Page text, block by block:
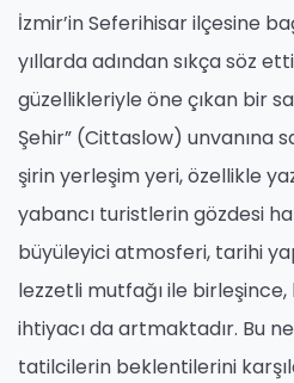
İzmir’in Seferihisar ilçesine
yıllarda adından sıkça söz
güzellikleriyle öne çıkan bir
Şehir” (Cittaslow) unvanına
şirin yerleşim yeri, özellikle
yabancı turistlerin gözdesi
büyüleyici atmosferi, tarihi
lezzetli mutfağı ile
ihtiyacı da artmaktadır. Bu
tatilcilerin beklentilerini